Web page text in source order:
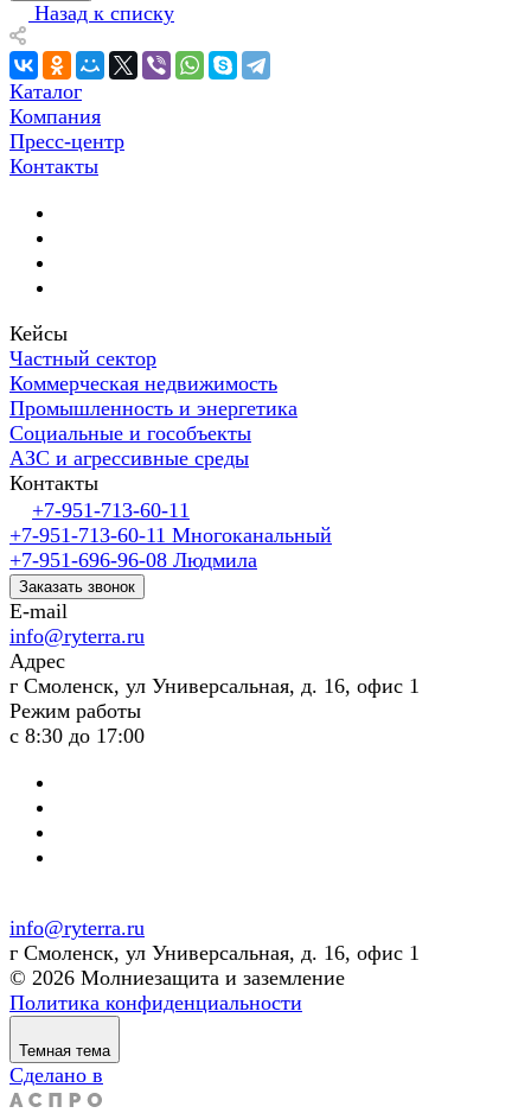
Назад к списку
Каталог
Компания
Пресс-центр
Контакты
Кейсы
Частный сектор
Коммерческая недвижимость
Промышленность и энергетика
Социальные и гособъекты
АЗС и агрессивные среды
Контакты
+7-951-713-60-11
+7-951-713-60-11 Многоканальный
+7-951-696-96-08 Людмила
Заказать звонок
E-mail
info@ryterra.ru
Адрес
г Смоленск, ул Универсальная, д. 16, офис 1
Режим работы
с 8:30 до 17:00
info@ryterra.ru
г Смоленск, ул Универсальная, д. 16, офис 1
© 2026 Молниезащита и заземление
Политика конфиденциальности
Темная тема
Сделано в